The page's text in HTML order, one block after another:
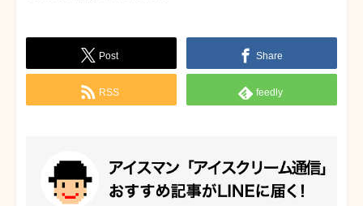
Post Share
RSS feedly